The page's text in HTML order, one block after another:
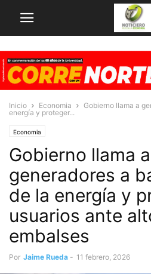
Inicio Economia
Gobierno llama a
energía y proteger...
Economia
Gobierno llama a
generadores a
de la energía y
usuarios ante
embalses
Por Jaime Rueda - 11 febrero, 2026